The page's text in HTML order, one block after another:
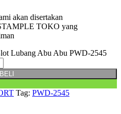
akan disertakan
TOKO yang
Lubang Abu Abu PWD-2545
BELI
Tag: PWD-2545